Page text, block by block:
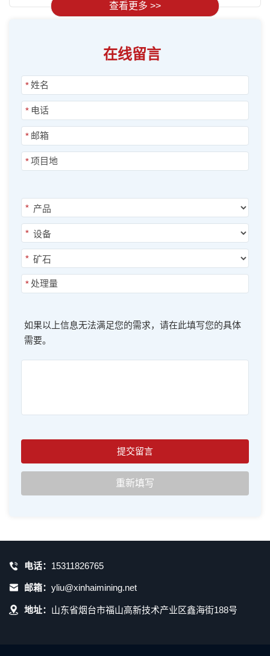
查看更多 >>
在线留言
*
*
*
*
*
*
*
*
如果以上信息无法满足您的需求，请在此填写您的具体
需要。
电话： 15311826765
邮箱： yliu@xinhaimining.net
地址： 山东省烟台市福山高新技术产业区鑫海街188号